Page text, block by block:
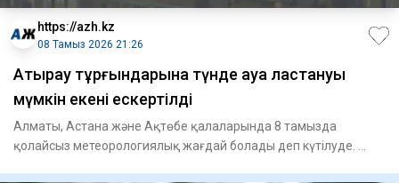
https://azh.kz
08 Тамыз 2026 21:26
Атырау тұрғындарына түнде ауа ластануы
мүмкін екені ескертілді
Алматы, Астана және Ақтөбе қалаларында 8 тамызда
қолайсыз метеорологиялық жағдай болады деп күтілуде.